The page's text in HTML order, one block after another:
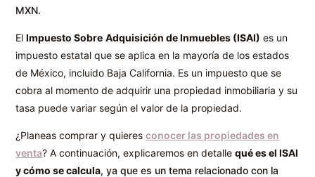
MXN.
ElImpuesto Sobre Adquisición de Inmuebles (ISAI) es un
impuesto estatal que se aplica en la mayoría de los estados
de México, incluido Baja California. Es un impuesto que se
cobra al momento de adquirir una propiedad inmobiliaria y su
tasa puede variar según el valor de la propiedad.
¿Planeas comprar y quieresconocer las propiedades en
venta? A continuación, explicaremos en detallequé es el ISAI
y cómo se calcula, ya que es un tema relacionado con la